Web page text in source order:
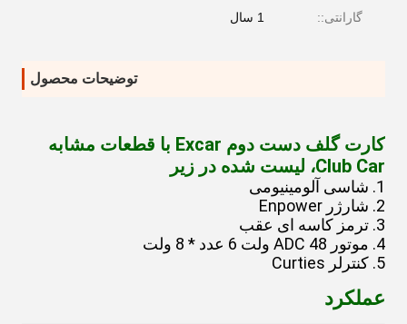
گارانتی:: 1 سال
توضیحات محصول
کارت گلف دست دوم Excar با قطعات مشابه
Club Car، لیست شده در زیر
1. شاسی آلومینیومی
2. شارژر Enpower
3. ترمز کاسه ای عقب
4. موتور ADC 48 ولت 6 عدد * 8 ولت
5. کنترلر Curties
عملکرد